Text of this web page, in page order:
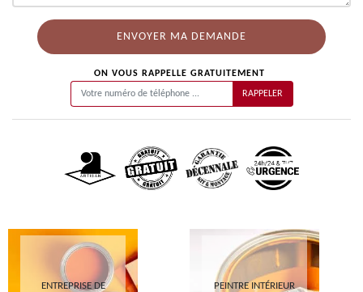
ON VOUS RAPPELLE GRATUITEMENT
ENTREPRISE DE
PEINTRE INTÉRIEUR